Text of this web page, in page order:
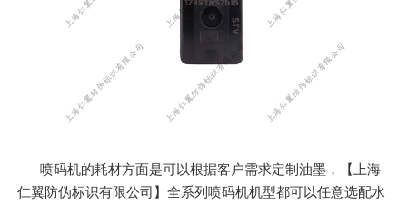
喷码机的耗材方面是可以根据客户需求定制油墨，【上海
仁翼防伪标识有限公司】全系列喷码机机型都可以任意选配水